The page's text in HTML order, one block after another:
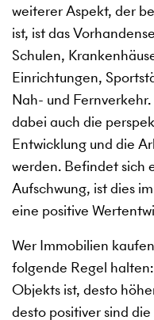
weiterer Aspekt, der
ist, ist das
Schulen,
Einrichtungen,
Nah- und
dabei auch die
Entwicklung und die
werden. Befindet sich
Aufschwung, ist dies
eine positive
Wer Immobilien
folgende Regel
Objekts ist, desto
desto positiver sind